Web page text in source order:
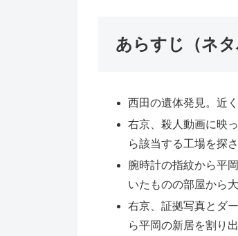
あらすじ（ネタ
西田の遺体発見。近
右京、殺人動画に映
ら該当する工場を探
腕時計の指紋から平
いたものの部屋から大
右京、証拠写真とダ
ら平岡の新居を割り出